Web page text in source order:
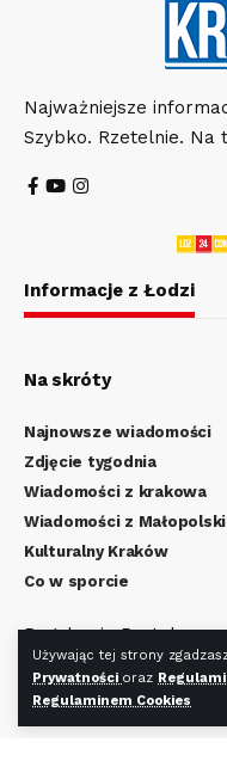
Używając tej strony
Prywatności oraz
Regulaminem Cookies
Najważniejsze
Szybko. Rzetelnie. Na
Informacje z Łodzi
Na skróty
Najnowsze wiadomości
Zdjęcie tygodnia
Wiadomości z krakowa
Wiadomości z Małopolski
Kulturalny Kraków
Co w sporcie
Regulamin Portalu
Polityka Prywatności
Regulamin Cookies